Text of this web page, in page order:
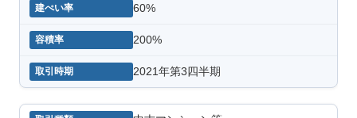
60%
200%
2021年第3四半期